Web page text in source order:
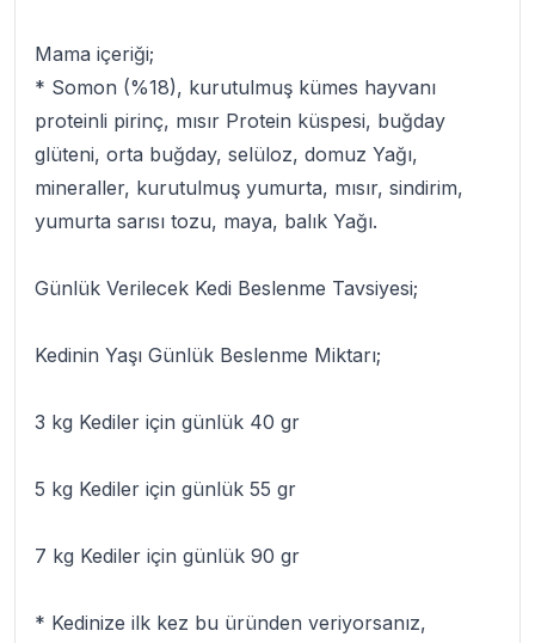
Mama içeriği;
* Somon (%18), kurutulmuş kümes hayvanı
proteinli pirinç, mısır Protein küspesi, buğday
glüteni, orta buğday, selüloz, domuz Yağı,
mineraller, kurutulmuş yumurta, mısır, sindirim,
yumurta sarısı tozu, maya, balık Yağı.
Günlük Verilecek Kedi Beslenme Tavsiyesi;
Kedinin Yaşı Günlük Beslenme Miktarı;
3 kg Kediler için günlük 40 gr
5 kg Kediler için günlük 55 gr
7 kg Kediler için günlük 90 gr
* Kedinize ilk kez bu üründen veriyorsanız,